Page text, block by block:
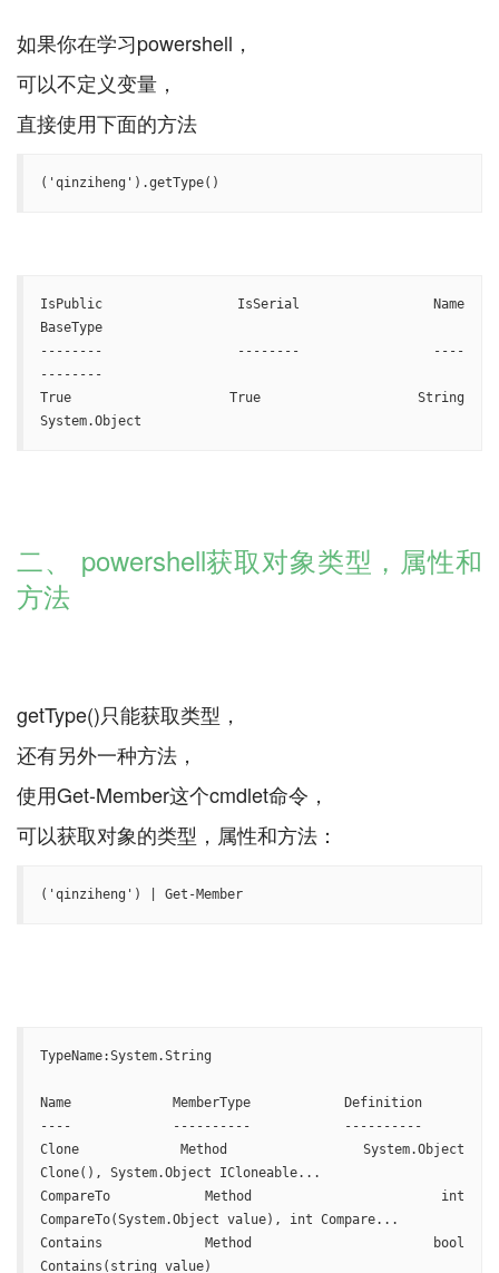
如果你在学习powershell，
可以不定义变量，
('qinziheng').getType()
IsPublic IsSerial Name
BaseType
-------- -------- ----
--------
True     True     String
System.Object
二、 powershell获取对象类型，属性和
方法
getType()只能获取类型，
还有另外一种方法，
使用Get-Member这个cmdlet命令，
('qinziheng') | Get-Member
TypeName:System.String
Name             MemberType            Definition
----             ----------            ----------
Clone            Method                System.Object
Clone(), System.Object ICloneable...
CompareTo        Method                int
CompareTo(System.Object value), int Compare...
Contains         Method                bool
Contains(string value)